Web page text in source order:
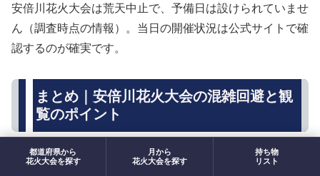
安倍川花火大会は荒天中止で、予備日は設けられていませ
ん（調査時点の情報）。当日の開催状況は公式サイトで確
認するのが確実です。
まとめ｜安倍川花火大会の混雑回避と観
覧のポイント
ポイント
都道府県から
花火大会を探す
月から
花火大会を探す
持ち物
リスト